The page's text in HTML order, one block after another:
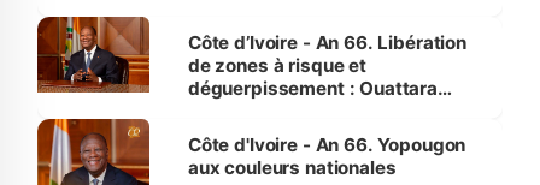
milieu des sinistrés
Côte d’Ivoire - An 66. Libération
de zones à risque et
déguerpissement : Ouattara
l'Etat de droit pour préserver les
vies humaines »
Côte d'Ivoire - An 66. Yopougon
aux couleurs nationales